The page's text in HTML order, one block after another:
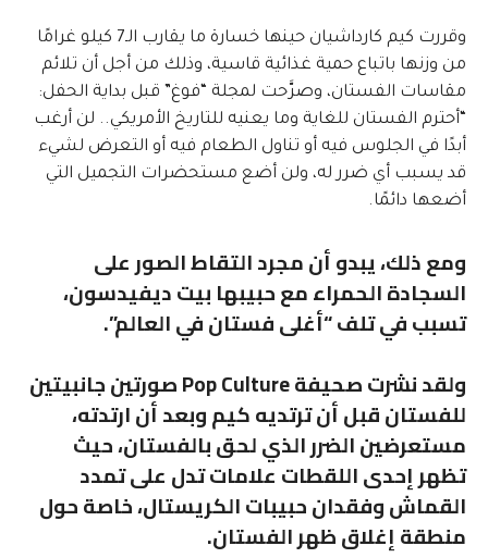
وقررت كيم كارداشيان حينها خسارة ما يقارب الـ7 كيلو غرامًا
من وزنها باتباع حمية غذائية قاسية، وذلك من أجل أن تلائم
مقاسات الفستان، وصرَّحت لمجلة “فوغ” قبل بداية الحفل:
“أحترم الفستان للغاية وما يعنيه للتاريخ الأمريكي.. لن أرغب
أبدًا في الجلوس فيه أو تناول الطعام فيه أو التعرض لشيء
قد يسبب أي ضرر له، ولن أضع مستحضرات التجميل التي
أضعها دائمًا.
ومع ذلك، يبدو أن مجرد التقاط الصور على
السجادة الحمراء مع حبيبها بيت ديفيدسون،
تسبب في تلف “أغلى فستان في العالم”.
ولقد نشرت صحيفة Pop Culture صورتين جانبيتين
للفستان قبل أن ترتديه كيم وبعد أن ارتدته،
مستعرضين الضرر الذي لحق بالفستان، حيث
تظهر إحدى اللقطات علامات تدل على تمدد
القماش وفقدان حبيبات الكريستال، خاصة حول
منطقة إغلاق ظهر الفستان.